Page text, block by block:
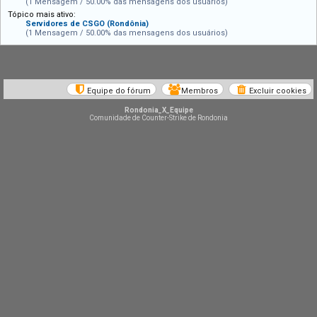
Tópico mais ativo:
Servidores de CSGO (Rondônia)
(1 Mensagem / 50.00% das mensagens dos usuários)
Excluir cookies
Membros
Equipe do fórum
Rondonia_X_Equipe
Comunidade de Counter-Strike de Rondonia